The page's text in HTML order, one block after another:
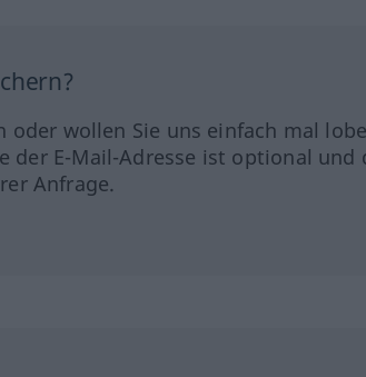
wollen Sie uns einfach mal
der E-Mail-Adresse ist optional und
Anfrage.